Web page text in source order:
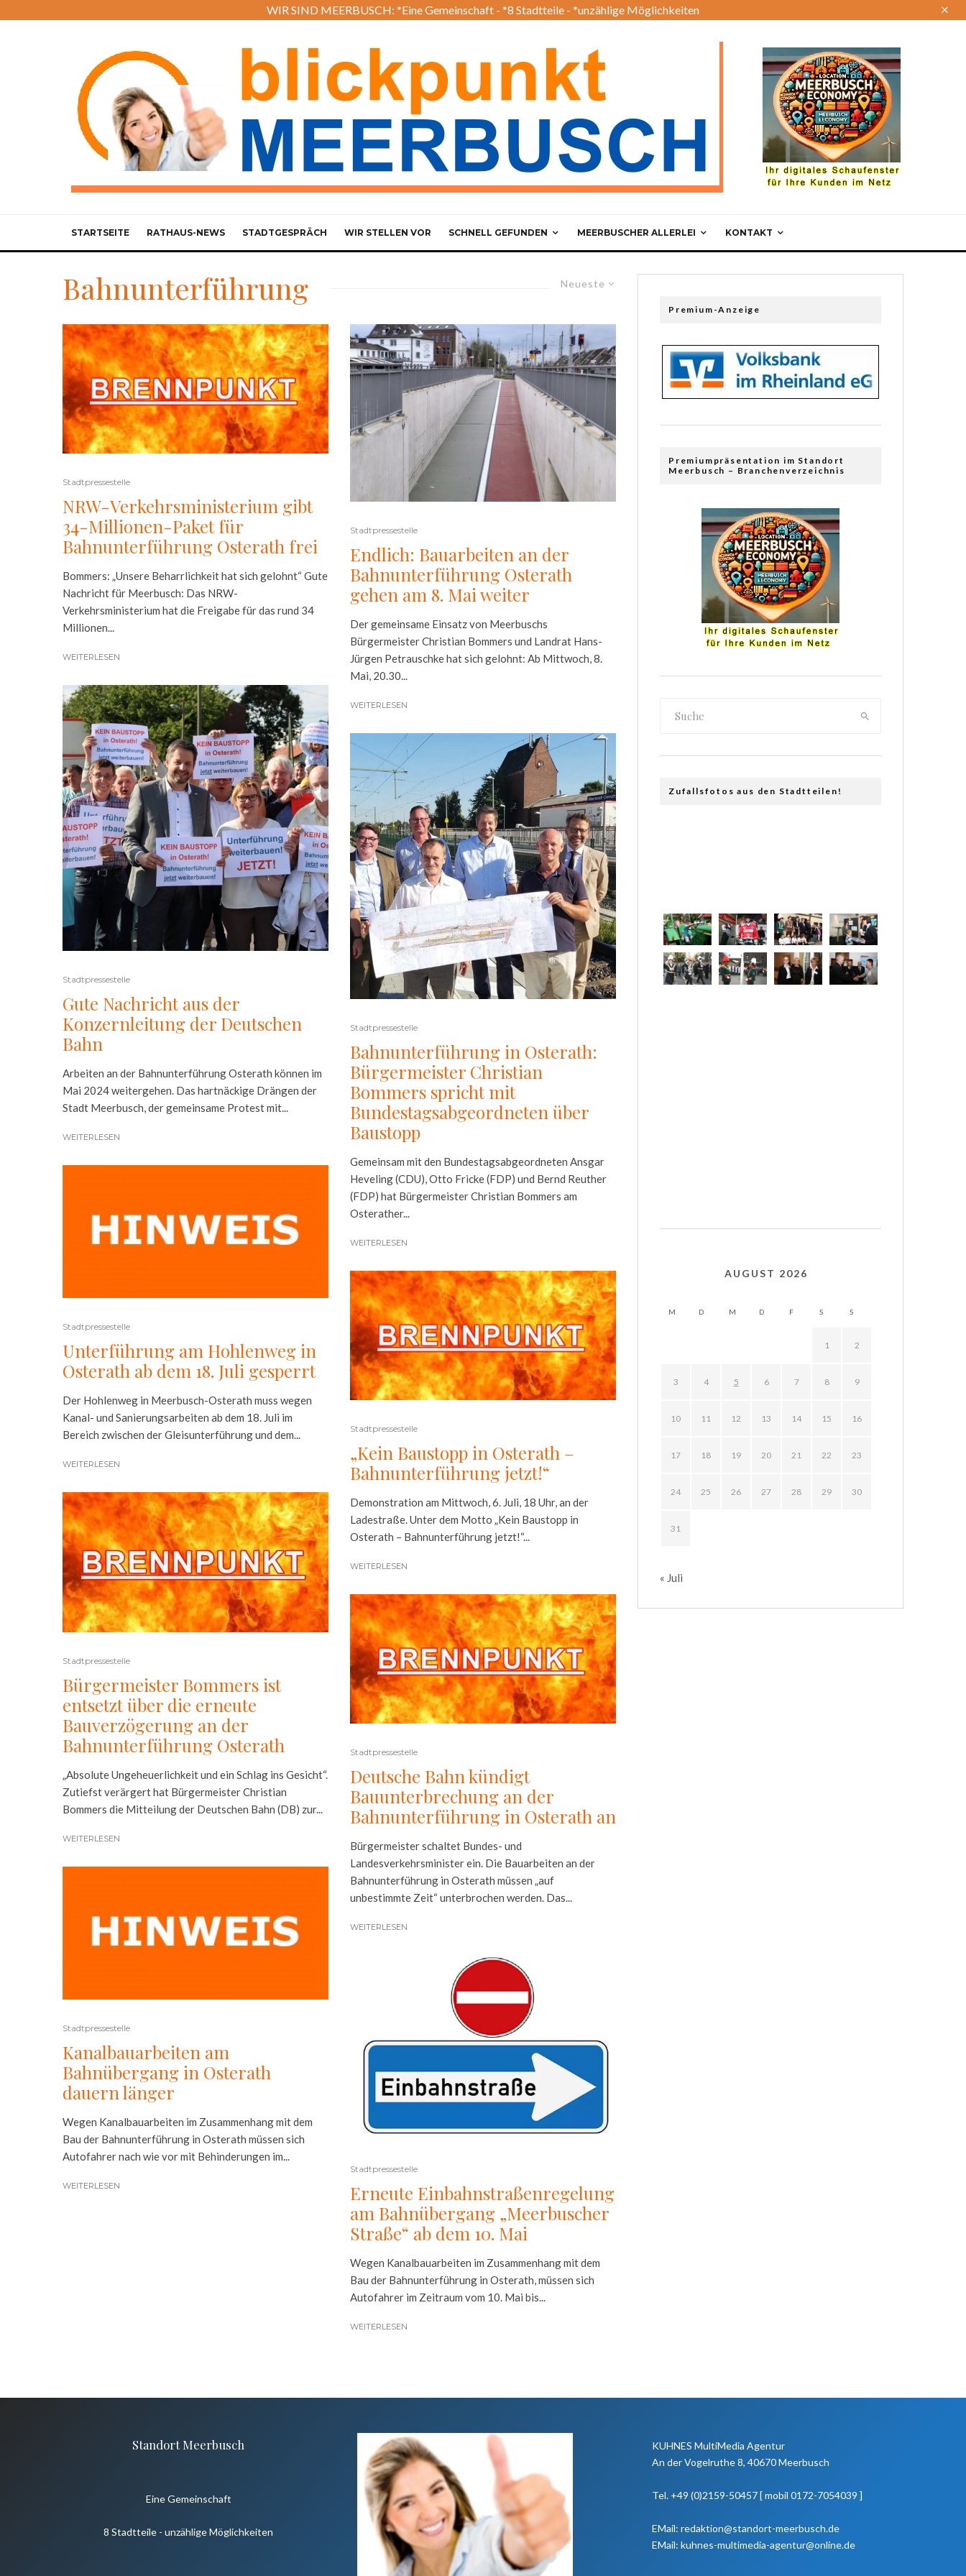
WIR SIND MEERBUSCH: *Eine Gemeinschaft - *8 Stadtteile - *unzählige Möglichkeiten
STARTSEITE RATHAUS-NEWS STADTGESPRÄCH WIR STELLEN VOR SCHNELL GEFUNDEN MEERBUSCHER ALLERLEI KONTAKT
Neueste
Bahnunterführung
Stadtpressestelle
NRW-Verkehrsministerium gibt
34-Millionen-Paket für
Bahnunterführung Osterath frei
Bommers: „Unsere Beharrlichkeit hat sich gelohnt“ Gute
Nachricht für Meerbusch: Das NRW-
Verkehrsministerium hat die Freigabe für das rund 34
Millionen...
WEITERLESEN
Stadtpressestelle
Gute Nachricht aus der
Konzernleitung der Deutschen
Bahn
Arbeiten an der Bahnunterführung Osterath können im
Mai 2024 weitergehen. Das hartnäckige Drängen der
Stadt Meerbusch, der gemeinsame Protest mit...
WEITERLESEN
Stadtpressestelle
Unterführung am Hohlenweg in
Osterath ab dem 18. Juli gesperrt
Der Hohlenweg in Meerbusch-Osterath muss wegen
Kanal- und Sanierungsarbeiten ab dem 18. Juli im
Bereich zwischen der Gleisunterführung und dem...
WEITERLESEN
Stadtpressestelle
Bürgermeister Bommers ist
entsetzt über die erneute
Bauverzögerung an der
Bahnunterführung Osterath
„Absolute Ungeheuerlichkeit und ein Schlag ins Gesicht“.
Zutiefst verärgert hat Bürgermeister Christian
Bommers die Mitteilung der Deutschen Bahn (DB) zur...
WEITERLESEN
Stadtpressestelle
Kanalbauarbeiten am
Bahnübergang in Osterath
dauern länger
Wegen Kanalbauarbeiten im Zusammenhang mit dem
Bau der Bahnunterführung in Osterath müssen sich
Autofahrer nach wie vor mit Behinderungen im...
WEITERLESEN
Stadtpressestelle
Endlich: Bauarbeiten an der
Bahnunterführung Osterath
gehen am 8. Mai weiter
Der gemeinsame Einsatz von Meerbuschs
Bürgermeister Christian Bommers und Landrat Hans-
Jürgen Petrauschke hat sich gelohnt: Ab Mittwoch, 8.
Mai, 20.30...
WEITERLESEN
Stadtpressestelle
Bahnunterführung in Osterath:
Bürgermeister Christian
Bommers spricht mit
Bundestagsabgeordneten über
Baustopp
Gemeinsam mit den Bundestagsabgeordneten Ansgar
Heveling (CDU), Otto Fricke (FDP) und Bernd Reuther
(FDP) hat Bürgermeister Christian Bommers am
Osterather...
WEITERLESEN
Stadtpressestelle
„Kein Baustopp in Osterath –
Bahnunterführung jetzt!“
Demonstration am Mittwoch, 6. Juli, 18 Uhr, an der
Ladestraße. Unter dem Motto „Kein Baustopp in
Osterath – Bahnunterführung jetzt!“...
WEITERLESEN
Stadtpressestelle
Deutsche Bahn kündigt
Bauunterbrechung an der
Bahnunterführung in Osterath an
Bürgermeister schaltet Bundes- und
Landesverkehrsminister ein. Die Bauarbeiten an der
Bahnunterführung in Osterath müssen „auf
unbestimmte Zeit“ unterbrochen werden. Das...
WEITERLESEN
Stadtpressestelle
Erneute Einbahnstraßenregelung
am Bahnübergang „Meerbuscher
Straße“ ab dem 10. Mai
Wegen Kanalbauarbeiten im Zusammenhang mit dem
Bau der Bahnunterführung in Osterath, müssen sich
Autofahrer im Zeitraum vom 10. Mai bis...
WEITERLESEN
Premium-Anzeige
Premiumpräsentation im Standort
Meerbusch – Branchenverzeichnis
Zufallsfotos aus den Stadtteilen!
AUGUST 2026
M D M D F S S
1 2
3 4 5 6 7 8 9
10 11 12 13 14 15 16
17 18 19 20 21 22 23
24 25 26 27 28 29 30
31
« Juli
Standort Meerbusch
Eine Gemeinschaft
8 Stadtteile - unzählige Möglichkeiten
KUHNES MultiMedia Agentur
An der Vogelruthe 8, 40670 Meerbusch
Tel. +49 (0)2159-50457 [ mobil 0172-7054039 ]
EMail: redaktion@standort-meerbusch.de
EMail: kuhnes-multimedia-agentur@online.de